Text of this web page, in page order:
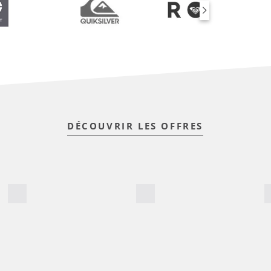
DÉCOUVRIR LES OFFRES